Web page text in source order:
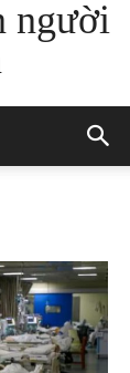
người